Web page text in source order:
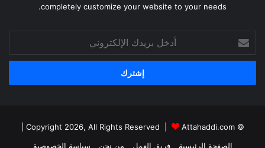
completely customize your website to your needs.
أدخل
بريدك
الإلكتروني
© Copyright 2026, All Rights Reserved |
Attahaddi.com
الصفحة الرئيسية
فريق العمل من نحن سياسة الخصوصية